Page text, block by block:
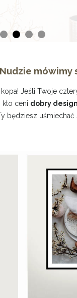
mówimy
Jeśli Twoje
ceni dobry design
będziesz